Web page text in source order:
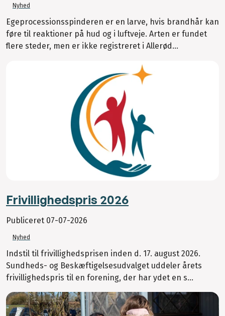
Nyhed
Egeprocessionsspinderen er en larve, hvis brandhår kan
føre til reaktioner på hud og i luftveje. Arten er fundet
flere steder, men er ikke registreret i Allerød...
Frivillighedspris 2026
Publiceret 07-07-2026
Nyhed
Indstil til frivillighedsprisen inden d. 17. august 2026.
Sundheds- og Beskæftigelsesudvalget uddeler årets
frivillighedspris til en forening, der har ydet en s...